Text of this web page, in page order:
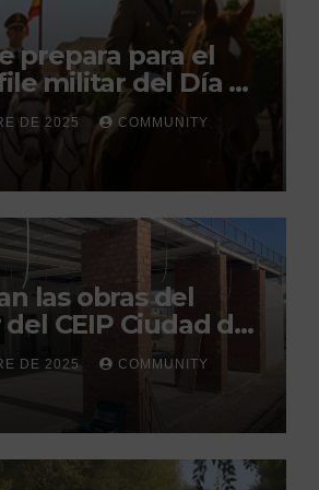
prepara para el
militar del Día de
organizado por
Militar de Cría
DE 2025 COMMUNITY
las obras del
CEIP Ciudad del
está
finales de 2025
DE 2025 COMMUNITY